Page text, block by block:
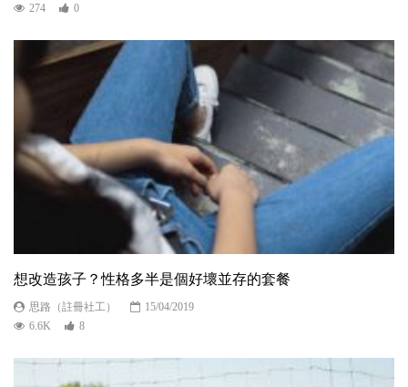
274
0
想改造孩子？性格多半是個好壞並存的套餐
思路（註冊社工）
15/04/2019
6.6K
8